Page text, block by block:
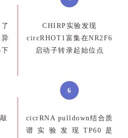
CHIRP实验发现
circRHOT1富集在NR2F6
启动子转录起始位点
6
cicrRNA pulldown 结合 质
谱实验 发现TP60是